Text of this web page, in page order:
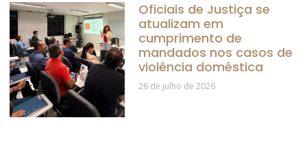
Oficiais de Justiça se
atualizam em
cumprimento de
mandados nos casos de
violência doméstica
28 de julho de 2026